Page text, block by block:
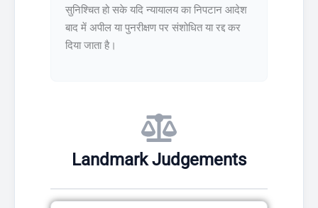
सुनिश्चित हो सके यदि न्यायालय का निपटान आदेश
बाद में अपील या पुनरीक्षण पर संशोधित या रद्द कर
दिया जाता है।
Landmark Judgements